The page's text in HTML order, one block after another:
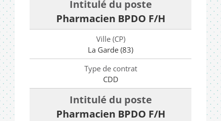
Pharmacien BPDO F/H
La Garde (83)
CDD
Pharmacien BPDO F/H